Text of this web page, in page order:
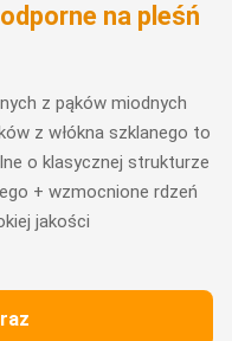
na pleśń
z pąków miodnych
z włókna szklanego to
o klasycznej strukturze
+ wzmocnione rdzeń
jakości